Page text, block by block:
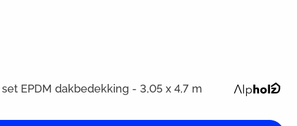
EPDM dakbedekking - 3,05 x 4,7 m